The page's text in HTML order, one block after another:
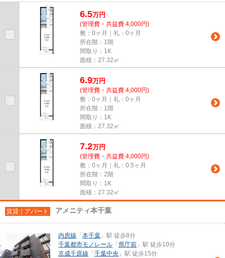
の物件で、アクセス良好です。...
6.5万円
(管理費・共益費 4,000円)
敷：0ヶ月｜礼：0ヶ月
所在階：1階
間取り：1K
面積：27.32㎡
6.9万円
(管理費・共益費 4,000円)
敷：0ヶ月｜礼：0ヶ月
所在階：1階
間取り：1K
面積：27.32㎡
7.2万円
(管理費・共益費 4,000円)
敷：0ヶ月｜礼：0.5ヶ月
所在階：2階
間取り：1K
面積：27.32㎡
賃貸｜アパート アメニティ本千葉
内房線 「 本千葉 」駅 徒歩8分
千葉都市モノレール 「 県庁前 」駅 徒歩10分
京成千原線 「 千葉中央 」駅 徒歩15分